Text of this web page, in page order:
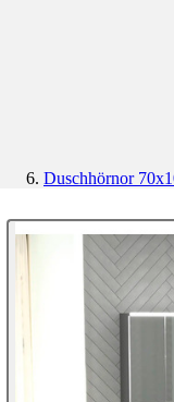
Duschhörnor